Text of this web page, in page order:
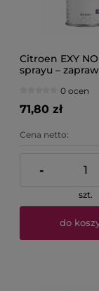
Citroen EXY
sprayu –
0 ocen
71,80 zł
Cena netto:
-
szt.
do